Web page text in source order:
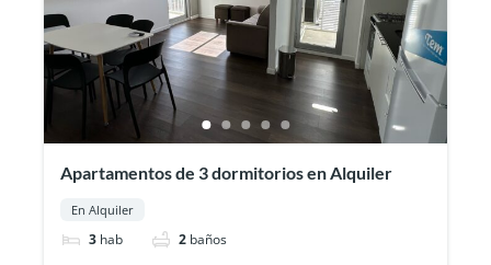
Apartamentos de 3 dormitorios en Alquiler
En Alquiler
3 hab 2 baños